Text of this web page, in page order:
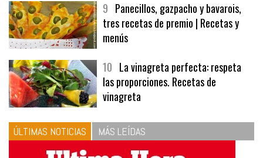
9 Panecillos, gazpacho y bavarois,
tres recetas de premio | Recetas y
menús
10 La vinagreta perfecta: respeta
las proporciones. Recetas de
vinagreta
ÚLTIMAS NOTICIAS MÁS LEÍDAS